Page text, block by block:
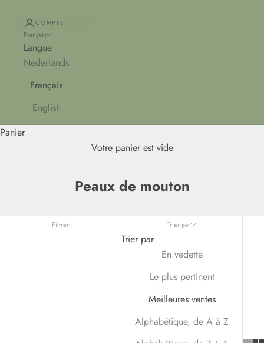
COMPTE
Français
Langue
Nederlands
Français
English
Panier
Votre panier est vide
Peaux de mouton
Filtrer Trier par
Trier par
En vedette
Le plus pertinent
Meilleures ventes
Alphabétique, de A à Z